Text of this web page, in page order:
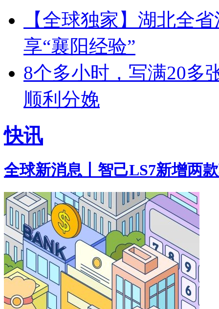
【全球独家】湖北全
享“襄阳经验”
8个多小时，写满20多
顺利分娩
快讯
全球新消息丨智己LS7新增两